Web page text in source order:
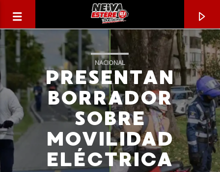
NACIONAL
PRESENTAN
BORRADOR
SOBRE
MOVILIDAD
ELÉCTRICA